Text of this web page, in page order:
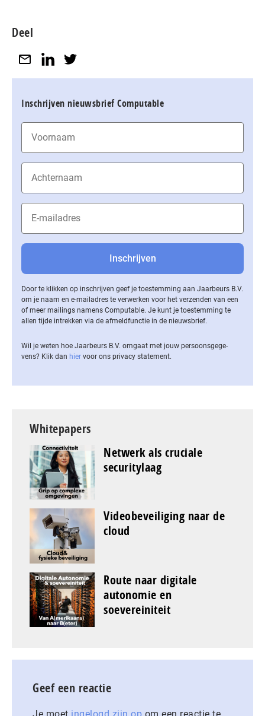
Deel
Inschrijven nieuwsbrief Computable
Door te klikken op inschrijven geef je toestemming aan Jaarbeurs B.V.
om je naam en e-mailadres te verwerken voor het verzenden van een
of meer mailings namens Computable. Je kunt je toestemming te
allen tijde intrekken via de af­meld­func­tie in de nieuwsbrief.
Wil je weten hoe Jaarbeurs B.V. omgaat met jouw per­soons­ge­ge­
vens? Klik dan hier voor ons privacy statement.
Whitepapers
Netwerk als cruciale
securitylaag
Videobeveiliging naar de
cloud
Route naar digitale
autonomie en
soevereiniteit
Geef een reactie